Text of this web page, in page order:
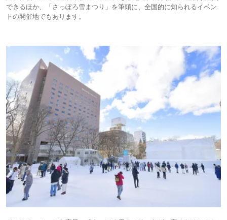
できるほか、「さっぽろ雪まつり」を筆頭に、全国的に知られるイベン
トの開催地でもあります。